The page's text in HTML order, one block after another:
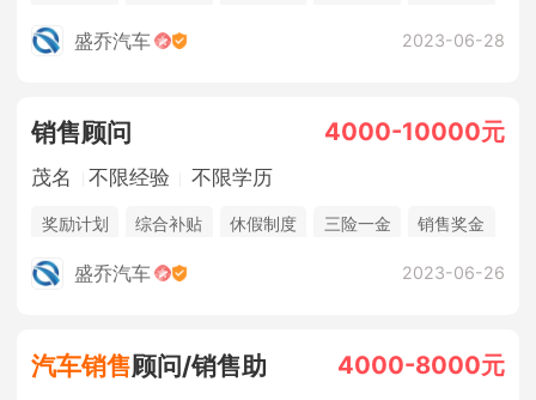
五险一金
盛乔汽车 2023-06-28
销售顾问 4000-10000元
茂名 不限经验 不限学历
奖励计划 综合补贴 休假制度 三险一金
销售奖金
年终奖金
盛乔汽车 2023-06-26
汽车销售顾问/销售助 4000-8000元